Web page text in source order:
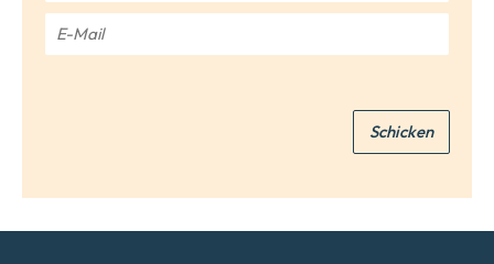
m
*
Schicken